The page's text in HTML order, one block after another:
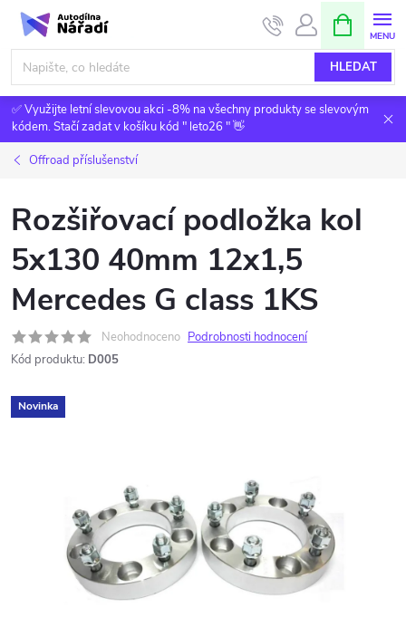
Přejít
obsah
HLEDAT
NÁKUPNÍ
KOŠÍK
✅ Využijte letní slevovou akci -8% na všechny produkty se slevovým
kódem. Stačí zadat v košíku kód " leto26 " 👋
Offroad příslušenství
Rozšiřovací podložka kol
5x130 40mm 12x1,5
Mercedes G class 1KS
Neohodnoceno Podrobnosti hodnocení
Kód produktu: D005
Novinka